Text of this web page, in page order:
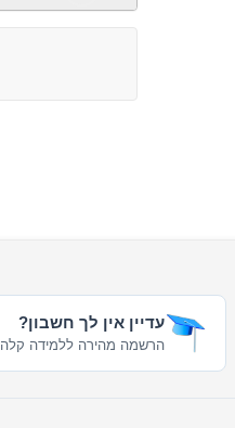
עדיין אין לך חשבון?
הרשמה מהירה ללמידה קלה